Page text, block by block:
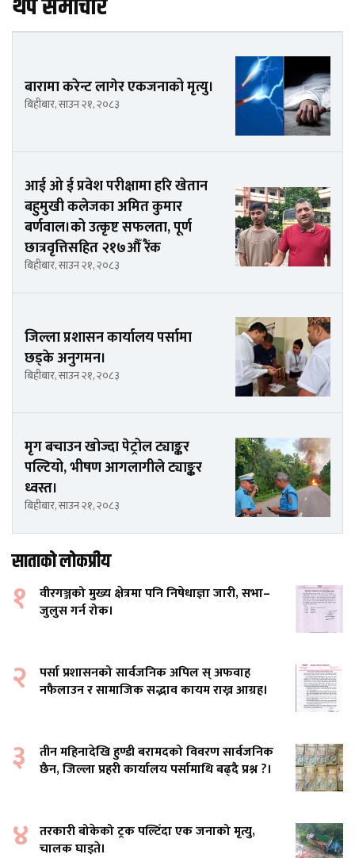
थप समाचार
बारामा करेन्ट लागेर एकजनाको मृत्यु।
बिहीबार, साउन २१, २०८३
आई ओ ई प्रवेश परीक्षामा हरि खेतान
बहुमुखी कलेजका अमित कुमार
बर्णवाल।को उत्कृष्ट सफलता, पूर्ण
छात्रवृत्तिसहित २१७औँ रैंक
बिहीबार, साउन २१, २०८३
जिल्ला प्रशासन कार्यालय पर्सामा
छड्के अनुगमन।
बिहीबार, साउन २१, २०८३
मृग बचाउन खोज्दा पेट्रोल ट्याङ्कर
पल्टियो, भीषण आगलागीले ट्याङ्कर
ध्वस्त।
बिहीबार, साउन २१, २०८३
साताको लोकप्रीय
१
वीरगञ्जको मुख्य क्षेत्रमा पनि निषेधाज्ञा जारी, सभा–
जुलुस गर्न रोक।
२
पर्सा प्रशासनको सार्वजनिक अपिल स् अफवाह
नफैलाउन र सामाजिक सद्भाव कायम राख्न आग्रह।
३
तीन महिनादेखि हुण्डी बरामदको विवरण सार्वजनिक
छैन, जिल्ला प्रहरी कार्यालय पर्सामाथि बढ्दै प्रश्न ?।
४ तरकारी बोकेको ट्रक पल्टिँदा एक जनाको मृत्यु,
चालक घाइते।